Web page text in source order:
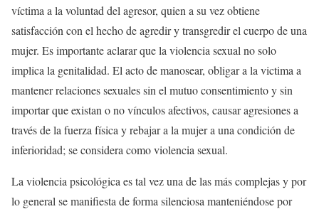
víctima a la voluntad del agresor, quien a su vez obtiene
satisfacción con el hecho de agredir y transgredir el cuerpo de una
mujer. Es importante aclarar que la violencia sexual no solo
implica la genitalidad. El acto de manosear, obligar a la victima a
mantener relaciones sexuales sin el mutuo consentimiento y sin
importar que existan o no vínculos afectivos, causar agresiones a
través de la fuerza física y rebajar a la mujer a una condición de
inferioridad; se considera como violencia sexual.
La violencia psicológica es tal vez una de las más complejas y por
lo general se manifiesta de forma silenciosa manteniéndose por